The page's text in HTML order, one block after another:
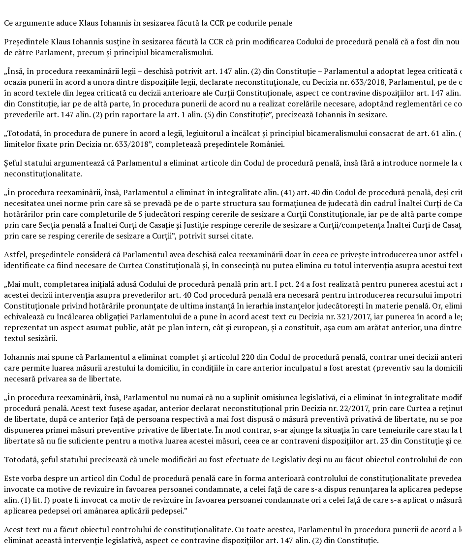
Ce argumente aduce Klaus Iohannis în sesizarea făcută la CCR pe codurile penale
Preşedintele Klaus Iohannis susţine în sesizarea făcută la CCR că prin modificarea Codului de procedură penală că a fost din
de către Parlament, precum şi principiul bicameralismului.
„Însă, în procedura reexaminării legii – deschisă potrivit art. 147 alin. (2) din Constituţie – Parlamentul a adoptat legea
ocazia punerii în acord a unora dintre dispoziţiile legii, declarate neconstituţionale, cu Decizia nr. 633/2018, Parlamentul, pe
în acord textele din legea criticată cu decizii anterioare ale Curţii Constituţionale, aspect ce contravine dispoziţiilor art. 147
din Constituţie, iar pe de altă parte, în procedura punerii de acord nu a realizat corelările necesare, adoptând reglementări
prevederile art. 147 alin. (2) prin raportare la art. 1 alin. (5) din Constituţie”, precizează Iohannis în sesizare.
„Totodată, în procedura de punere în acord a legii, legiuitorul a încălcat şi principiul bicameralismului consacrat de art. 61 alin.
limitelor fixate prin Decizia nr. 633/2018”, completează preşedintele României.
Şeful statului argumentează că Parlamentul a eliminat articole din Codul de procedură penală, însă fără a introduce normele la
neconstituţionalitate.
„În procedura reexaminării, însă, Parlamentul a eliminat în integralitate alin. (41) art. 40 din Codul de procedură penală, deşi
necesitatea unei norme prin care să se prevadă pe de o parte structura sau formaţiunea de judecată din cadrul Înaltei Curţi de
hotărârilor prin care completurile de 5 judecători resping cererile de sesizare a Curţii Constituţionale, iar pe de altă parte
prin care Secţia penală a Înaltei Curţi de Casaţie şi Justiţie respinge cererile de sesizare a Curţii/competenţa Înaltei Curţi de
prin care se resping cererile de sesizare a Curţii”, potrivit sursei citate.
Astfel, preşedintele consideră că Parlamentul avea deschisă calea reexaminării doar în ceea ce priveşte introducerea unor
identificate ca fiind necesare de Curtea Constituţională şi, în consecinţă nu putea elimina cu totul intervenţia asupra acestui
„Mai mult, completarea iniţială adusă Codului de procedură penală prin art. I pct. 24 a fost realizată pentru punerea acestui
acestei decizii intervenţia asupra prevederilor art. 40 Cod procedură penală era necesară pentru introducerea recursului
Constituţionale privind hotărârile pronunţate de ultima instanţă în ierarhia instanţelor judecătoreşti în materie penală. Or,
echivalează cu încălcarea obligaţiei Parlamentului de a pune în acord acest text cu Decizia nr. 321/2017, iar punerea în acord a
reprezentat un aspect asumat public, atât pe plan intern, cât şi european, şi a constituit, aşa cum am arătat anterior, una
textul sesizării.
Iohannis mai spune că Parlamentul a eliminat complet şi articolul 220 din Codul de procedură penală, contrar unei decizii
care permite luarea măsurii arestului la domiciliu, în condiţiile în care anterior inculpatul a fost arestat (preventiv sau la
necesară privarea sa de libertate.
„În procedura reexaminării, însă, Parlamentul nu numai că nu a suplinit omisiunea legislativă, ci a eliminat în integralitate
procedură penală. Acest text fusese aşadar, anterior declarat neconstituţional prin Decizia nr. 22/2017, prin care Curtea a
de libertate, după ce anterior faţă de persoana respectivă a mai fost dispusă o măsură preventivă privativă de libertate, nu se
dispunerea primei măsuri preventive privative de libertate. În mod contrar, s-ar ajunge la situaţia în care temeiurile care stau
libertate să nu fie suficiente pentru a motiva luarea acestei măsuri, ceea ce ar contraveni dispoziţiilor art. 23 din Constituţie şi
Totodată, şeful statului precizează că unele modificări au fost efectuate de Legislativ deşi nu au făcut obiectul controlului de
Este vorba despre un articol din Codul de procedură penală care în forma anterioară controlului de constituţionalitate
invocate ca motive de revizuire în favoarea persoanei condamnate, a celei faţă de care s-a dispus renunţarea la aplicarea
alin. (1) lit. f) poate fi invocat ca motiv de revizuire în favoarea persoanei condamnate ori a celei faţă de care s-a aplicat o
aplicarea pedepsei ori amânarea aplicării pedepsei.”
Acest text nu a făcut obiectul controlului de constituţionalitate. Cu toate acestea, Parlamentul în procedura punerii de acord a
eliminat această intervenţie legislativă, aspect ce contravine dispoziţiilor art. 147 alin. (2) din Constituţie.